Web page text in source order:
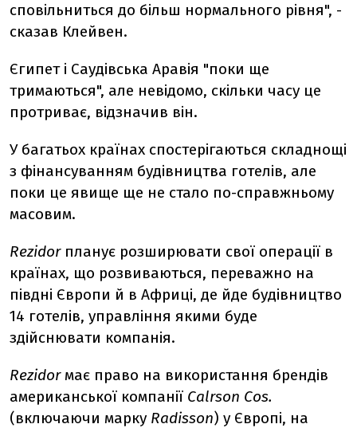
сповільниться до більш нормального рівня", -
сказав Клейвен.
Єгипет і Саудівська Аравія "поки ще
тримаються", але невідомо, скільки часу це
протриває, відзначив він.
У багатьох країнах спостерігаються складнощі
з фінансуванням будівництва готелів, але
поки це явище ще не стало по-справжньому
масовим.
Rezidorпланує розширювати свої операції в
країнах, що розвиваються, переважно на
півдні Європи й в Африці, де йде будівництво
14 готелів, управління якими буде
здійснювати компанія.
Rezidorмає право на використання брендів
американської компанії Calrson Cos.
(включаючи марку Radisson) у Європі, на